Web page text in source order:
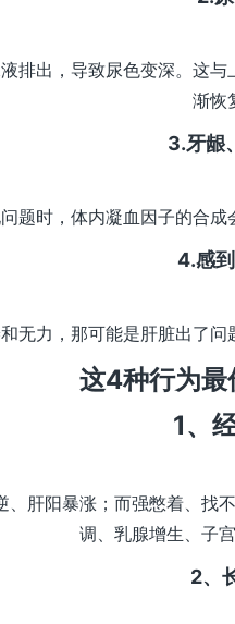
排出，导致尿色变深。这
渐恢
3.牙龈
题时，体内凝血因子的合成
4.感
无力，那可能是肝脏出了
这4种行为最
1、
肝阳暴涨；而强憋着、
调、乳腺增生、子
2、